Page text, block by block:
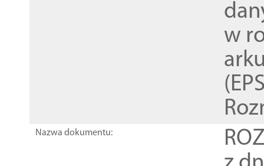
w
Nazwa dokumentu: